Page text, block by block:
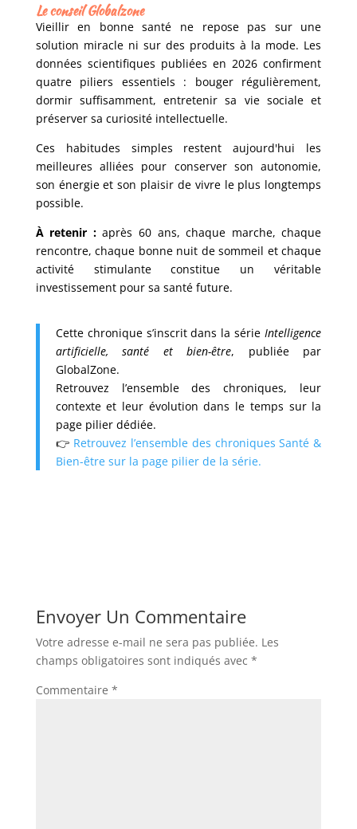
Le conseil Globalzone
Vieillir en bonne santé ne repose pas sur une
solution miracle ni sur des produits à la mode. Les
données scientifiques publiées en 2026 confirment
quatre piliers essentiels : bouger régulièrement,
dormir suffisamment, entretenir sa vie sociale et
préserver sa curiosité intellectuelle.
Ces habitudes simples restent aujourd'hui les
meilleures alliées pour conserver son autonomie,
son énergie et son plaisir de vivre le plus longtemps
possible.
À retenir :après 60 ans, chaque marche, chaque
rencontre, chaque bonne nuit de sommeil et chaque
activité stimulante constitue un véritable
investissement pour sa santé future.
Cette chronique s’inscrit dans la série Intelligence
artificielle, santé et bien-être, publiée par
GlobalZone.
Retrouvez l’ensemble des chroniques, leur
contexte et leur évolution dans le temps sur la
page pilier dédiée.
👉 Retrouvez l’ensemble des chroniques Santé &
Bien-être sur la page pilier de la série.
Envoyer Un Commentaire
Votre adresse e-mail ne sera pas publiée. Les
champs obligatoires sont indiqués avec *
Commentaire *